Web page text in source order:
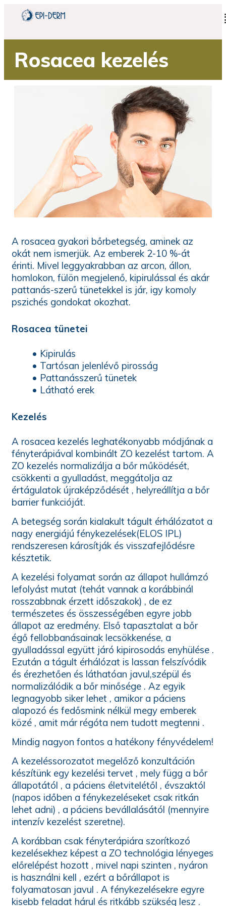
Rosacea kezelés
A rosacea gyakori bőrbetegség, aminek az
okát nem ismerjük. Az emberek 2-10 %-át
érinti. Mivel leggyakrabban az arcon, állon,
homlokon, fülön megjelenő, kipirulással és akár
pattanás-szerű tünetekkel is jár, igy komoly
pszichés gondokat okozhat.
Rosacea tünetei
• Kipirulás
• Tartósan jelenlévő pirosság
• Pattanásszerű tünetek
• Látható erek
Kezelés
A rosacea kezelés leghatékonyabb módjának a
fényterápiával kombinált ZO kezelést tartom. A
ZO kezelés normalizálja a bőr működését,
csökkenti a gyulladást, meggátolja az
értágulatok újraképződését , helyreállítja a bőr
barrier funkcióját.
A betegség során kialakult tágult érhálózatot a
nagy energiájú fénykezelések(ELOS IPL)
rendszeresen károsítják és visszafejlődésre
késztetik.
A kezelési folyamat során az állapot hullámzó
lefolyást mutat (tehát vannak a korábbinál
rosszabbnak érzett időszakok) , de ez
természetes és összességében egyre jobb
állapot az eredmény. Első tapasztalat a bőr
égő fellobbanásainak lecsökkenése, a
gyulladással együtt járó kipirosodás enyhülése .
Ezután a tágult érhálózat is lassan felszívódik
és érezhetően és láthatóan javul,szépül és
normalizálódik a bőr minősége . Az egyik
legnagyobb siker lehet , amikor a páciens
alapozó és fedősmink nélkül megy emberek
közé , amit már régóta nem tudott megtenni .
Mindig nagyon fontos a hatékony fényvédelem!
A kezeléssorozatot megelőző konzultáción
készítünk egy kezelési tervet , mely függ a bőr
állapotától , a páciens életvitelétől , évszaktól
(napos időben a fénykezeléseket csak ritkán
lehet adni) , a páciens bevállalásától (mennyire
intenzív kezelést szeretne).
A korábban csak fényterápiára szorítkozó
kezelésekhez képest a ZO technológia lényeges
előrelépést hozott , mivel napi szinten , nyáron
is használni kell , ezért a bőrállapot is
folyamatosan javul . A fénykezelésekre egyre
kisebb feladat hárul és ritkább szükség lesz .